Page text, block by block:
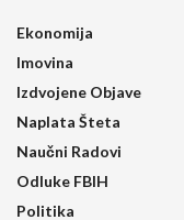
Ekonomija
Imovina
Izdvojene Objave
Naplata Šteta
Naučni Radovi
Odluke FBIH
Politika